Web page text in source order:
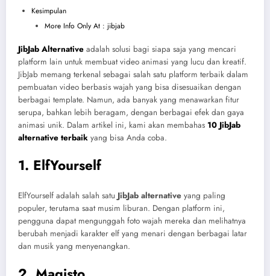
Kesimpulan
More Info Only At : jibjab
JibJab Alternative adalah solusi bagi siapa saja yang mencari
platform lain untuk membuat video animasi yang lucu dan kreatif.
JibJab memang terkenal sebagai salah satu platform terbaik dalam
pembuatan video berbasis wajah yang bisa disesuaikan dengan
berbagai template. Namun, ada banyak yang menawarkan fitur
serupa, bahkan lebih beragam, dengan berbagai efek dan gaya
animasi unik. Dalam artikel ini, kami akan membahas 10 JibJab
alternative terbaik yang bisa Anda coba.
1. ElfYourself
ElfYourself adalah salah satu JibJab alternative yang paling
populer, terutama saat musim liburan. Dengan platform ini,
pengguna dapat mengunggah foto wajah mereka dan melihatnya
berubah menjadi karakter elf yang menari dengan berbagai latar
dan musik yang menyenangkan.